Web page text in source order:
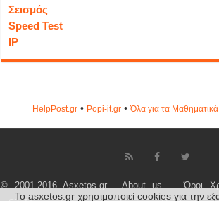
Σεισμός
Speed Test
IP
HelpPost.gr• Popi-it.gr•Όλα για τα Μαθηματικά
© 2001-2016 Asxetos.gr About us
Όροι
Το asxetos.gr χρησιμοποιεί cookies για την